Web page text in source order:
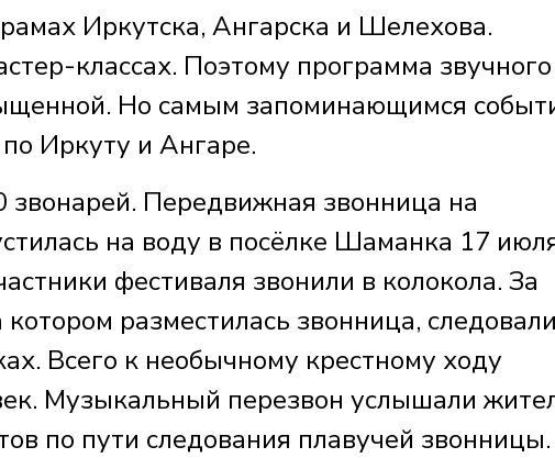
Иркутска, Ангарска и Шелехова.
классах. Поэтому программа звучного
Но самым запоминающимся
Иркуту и Ангаре.
звонарей. Передвижная звонница на
на воду в посёлке Шаманка 17
фестиваля звонили в колокола. За
разместилась звонница,
Всего к необычному крестному ходу
Музыкальный перезвон услышали
по пути следования плавучей